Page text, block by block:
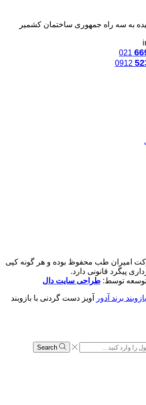
به سه راه جمهوری ساختمان کشمیر
امیران طب محفوظ بوده و هر گونه کپی
پیگرد قانونی دارد.
توسط:طراحی سایت دال
آویز دست گردنی با بازوبند
Search